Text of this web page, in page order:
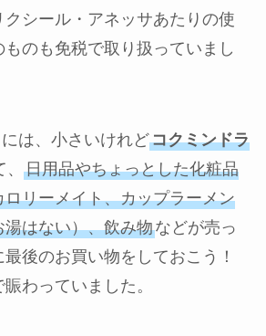
クシール・アネッサあたりの使
のも免税で取り扱っていまし
は、小さいけれどコクミンドラ
日用品やちょっとした化粧品
リーメイト、カップラーメン
はない）、飲み物などが売っ
後のお買い物をしておこう！
わっていました。